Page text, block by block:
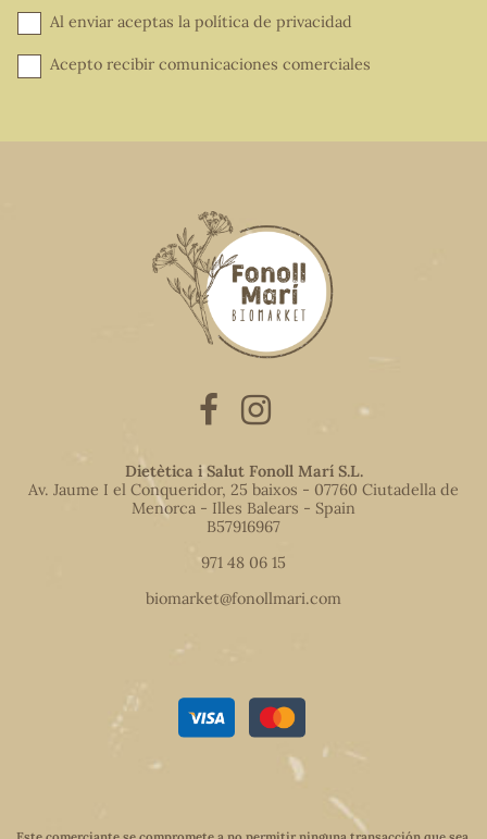
Al enviar aceptas la política de privacidad
Acepto recibir comunicaciones comerciales
Dietètica i Salut Fonoll Marí S.L.
Av. Jaume I el Conqueridor, 25 baixos - 07760 Ciutadella de
Menorca - Illes Balears - Spain
B57916967
971 48 06 15
biomarket@fonollmari.com